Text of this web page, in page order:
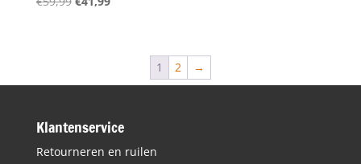
1 2 →
Klantenservice
Retourneren en ruilen